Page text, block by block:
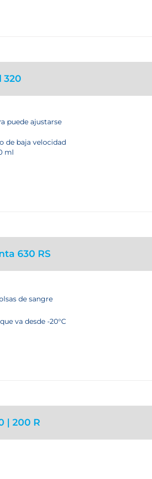
320
puede ajustarse
de baja velocidad
ml
630 RS
de sangre
va desde -20°C
| 200 R